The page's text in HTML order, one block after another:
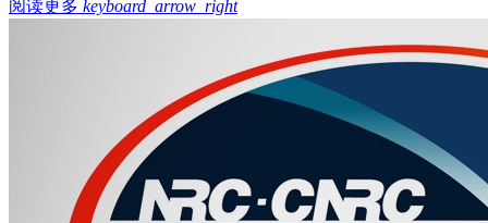
阅读更多 keyboard_arrow_right